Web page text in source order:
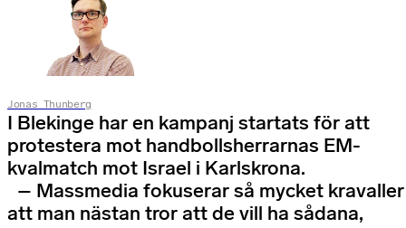
Jonas Thunberg
I Blekinge har en kampanj startats för att
protestera mot handbollsherrarnas EM-
kvalmatch mot Israel i Karlskrona.
– Massmedia fokuserar så mycket kravaller
att man nästan tror att de vill ha sådana,